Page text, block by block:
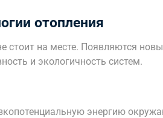
отопления
стоит на месте. Появляются
и экологичность систем.
энергию